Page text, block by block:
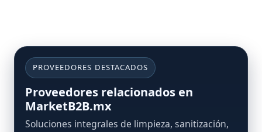
PROVEEDORES DESTACADOS
Proveedores relacionados en
MarketB2B.mx
Soluciones integrales de limpieza, sanitización,